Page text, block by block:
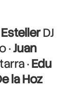
DJ
·Juan
·Edu
la Hoz